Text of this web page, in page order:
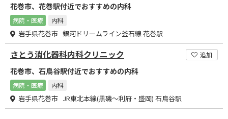
花巻市、花巻駅付近でおすすめの内科
病院・医療 内科
岩手県花巻市 銀河ドリームライン釜石線 花巻駅
さとう消化器科内科クリニック 追加
花巻市、石鳥谷駅付近でおすすめの内科
病院・医療 内科
岩手県花巻市 JR東北本線(黒磯～利府・盛岡) 石鳥谷駅